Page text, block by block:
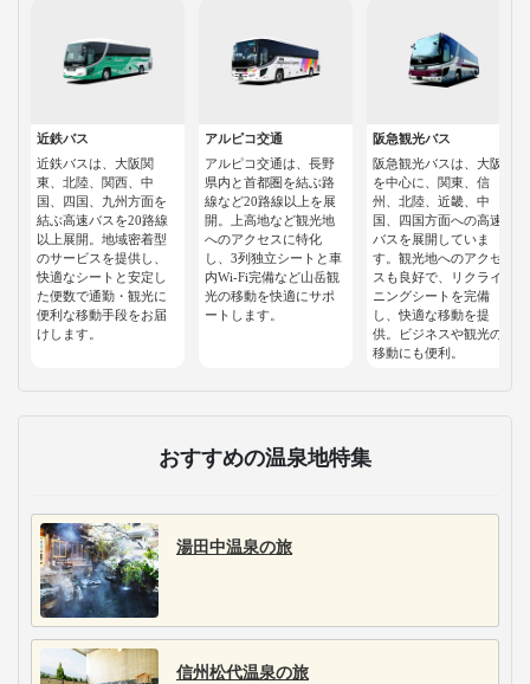
近鉄バス
近鉄バスは、大阪関
東、北陸、関西、中
国、四国、九州方面を
結ぶ高速バスを20路線
以上展開。地域密着型
のサービスを提供し、
快適なシートと安定し
た便数で通勤・観光に
便利な移動手段をお届
けします。
アルピコ交通
アルピコ交通は、長野
県内と首都圏を結ぶ路
線など20路線以上を展
開。上高地など観光地
へのアクセスに特化
し、3列独立シートと車
内Wi-Fi完備など山岳観
光の移動を快適にサポ
ートします。
阪急観光バス
阪急観光バスは、大阪
を中心に、関東、信
州、北陸、近畿、中
国、四国方面への高速
バスを展開していま
す。観光地へのアクセ
スも良好で、リクライ
ニングシートを完備
し、快適な移動を提
供。ビジネスや観光の
移動にも便利。
おすすめの温泉地特集
湯田中温泉の旅
信州松代温泉の旅